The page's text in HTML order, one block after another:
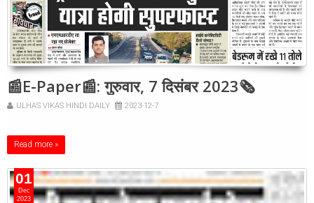
📰E-Paper📰: गुरुवार, 7 दिसंबर 2023🗞
ULHAS VIKAS HINDI DAILY 2023-12-7
Read more »
01
Dec
2023